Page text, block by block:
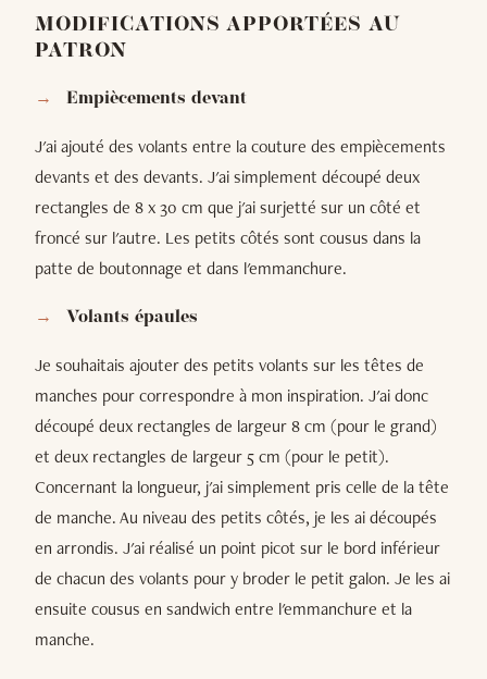
MODIFICATIONS APPORTÉES AU
PATRON
Empiècements devant
J'ai ajouté des volants entre la couture des empiècements
devants et des devants. J'ai simplement découpé deux
rectangles de 8 x 30 cm que j'ai surjetté sur un côté et
froncé sur l'autre. Les petits côtés sont cousus dans la
patte de boutonnage et dans l'emmanchure.
Volants épaules
Je souhaitais ajouter des petits volants sur les têtes de
manches pour correspondre à mon inspiration. J'ai donc
découpé deux rectangles de largeur 8 cm (pour le grand)
et deux rectangles de largeur 5 cm (pour le petit).
Concernant la longueur, j'ai simplement pris celle de la tête
de manche. Au niveau des petits côtés, je les ai découpés
en arrondis. J'ai réalisé un point picot sur le bord inférieur
de chacun des volants pour y broder le petit galon. Je les ai
ensuite cousus en sandwich entre l'emmanchure et la
manche.